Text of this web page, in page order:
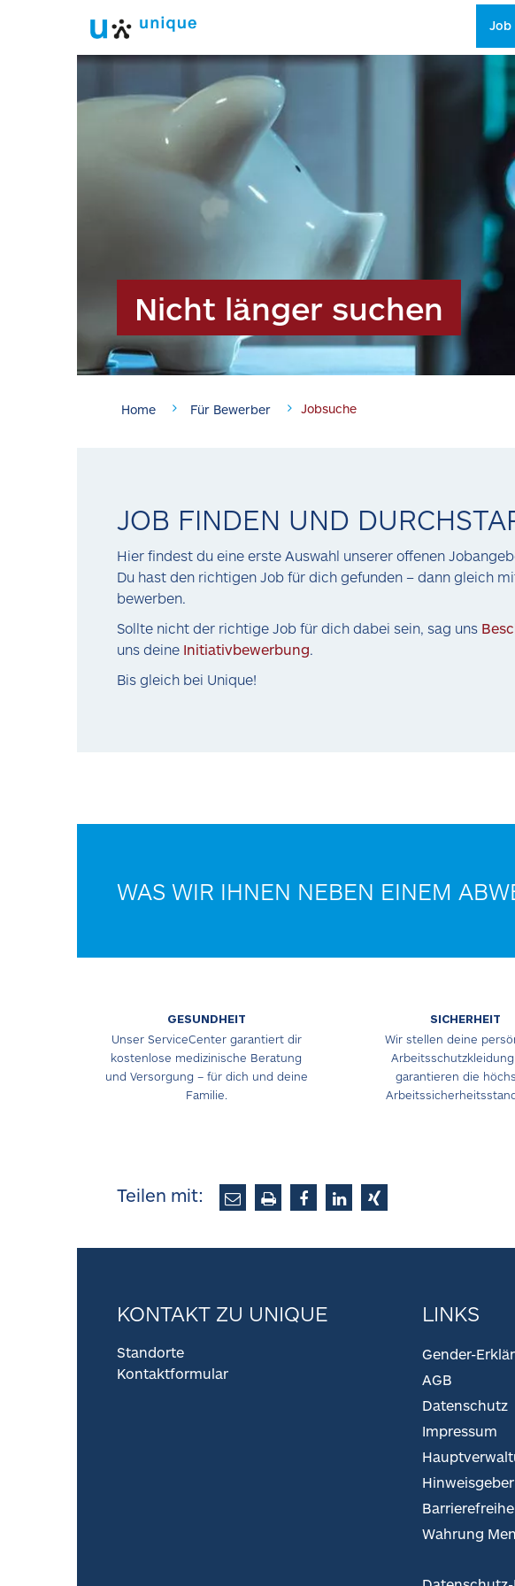
Job
Nicht länger suchen
Home Für Bewerber Jobsuche
JOB FINDEN UND
Hier findest du eine erste Auswahl unserer offenen
Du hast den richtigen Job für dich gefunden – dann gleich
bewerben.
Sollte nicht der richtige Job für dich dabei sein, sag uns
uns deine Initiativbewerbung.
Bis gleich bei Unique!
WAS WIR IHNEN NEBEN EINEM
GESUNDHEIT
Unser ServiceCenter garantiert dir
kostenlose medizinische Beratung
und Versorgung – für dich und deine
Familie.
SICHERHEIT
Wir stellen deine
garantieren die
Teilen mit:
KONTAKT ZU UNIQUE
Standorte
Kontaktformular
LINKS
Gender-
AGB
Datenschutz
Impressum
Wahrung